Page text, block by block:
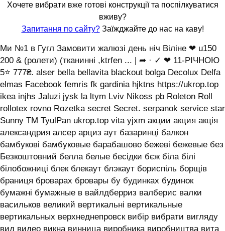
Хочете вибрати вже готові конструкції та поспілкуватися
вживу?
Запитання по сайту?Заїжджайте до нас на каву!
Ми №1 в Гугл Замовити жалюзі день ніч Віліне ❤ u150
200 & (ролети) (тканинні ,ktrfen ... | ➦ · ✓ ❤ 11-РІЧНОЮ
5⭐ 777₴. alser bella bellavita blackout bolga Decolux Delfa
elmas Facebook femris fk gardinia hjktns https://ukrop.top
ikea injhs Jaluzi jysk la ltym Lviv Nikoss pb Roleton Roll
rollotex rovno Rozetka secret Secret. serpanok service star
Sunny TM TyulPan ukrop.top vita yjxm акции акция акція
александрия алсер арциз аут базаринці балкон
бамбукові бамбуковые барабашово бежеві бежевые без
Безкоштовний белла белые бесідки бєж біла білі
білобожниці блек блекаут блэкаут бориспіль борщів
браниця броварах бровары бу будинках будинок
бумажні бумажные в вайлдберриз валберис валки
васильков великий вертикальні вертикальные
вертикальных верхнеднепровск вибір вибрати вигляду
вид видео викна винница виробника виробництва вита